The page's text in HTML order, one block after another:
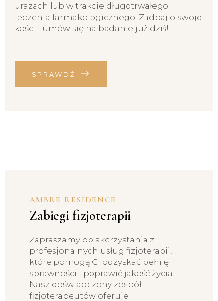
urazach lub w trakcie długotrwałego
leczenia farmakologicznego. Zadbaj o swoje
kości i umów się na badanie już dziś!
SPRAWDŹ
AMBRE RESIDENCE
Zabiegi fizjoterapii
Zapraszamy do skorzystania z
profesjonalnych usług fizjoterapii,
które pomogą Ci odzyskać pełnię
sprawności i poprawić jakość życia.
Nasz doświadczony zespół
fizjoterapeutów oferuje